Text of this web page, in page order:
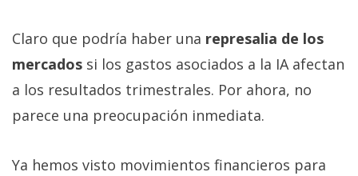
Claro que podría haber una represalia de los
mercados si los gastos asociados a la IA afectan
a los resultados trimestrales. Por ahora, no
parece una preocupación inmediata.
Ya hemos visto movimientos financieros para